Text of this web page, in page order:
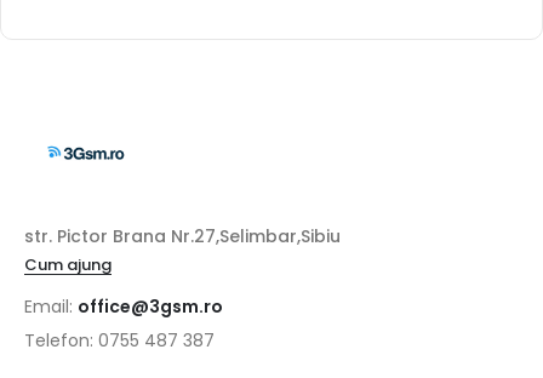
str. Pictor Brana Nr.27,Selimbar,Sibiu
Cum ajung
Email: office@3gsm.ro
Telefon: 0755 487 387